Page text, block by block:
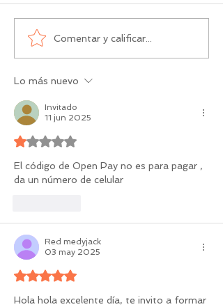
Comentar y calificar...
Lo más nuevo
Invitado
11 jun 2025
Obtuvo 1 de 5 estrellas.
El código de Open Pay no es para pagar ,
da un número de celular
Red medyjack
03 may 2025
Obtuvo 5 de 5 estrellas.
Hola hola excelente día, te invito a formar